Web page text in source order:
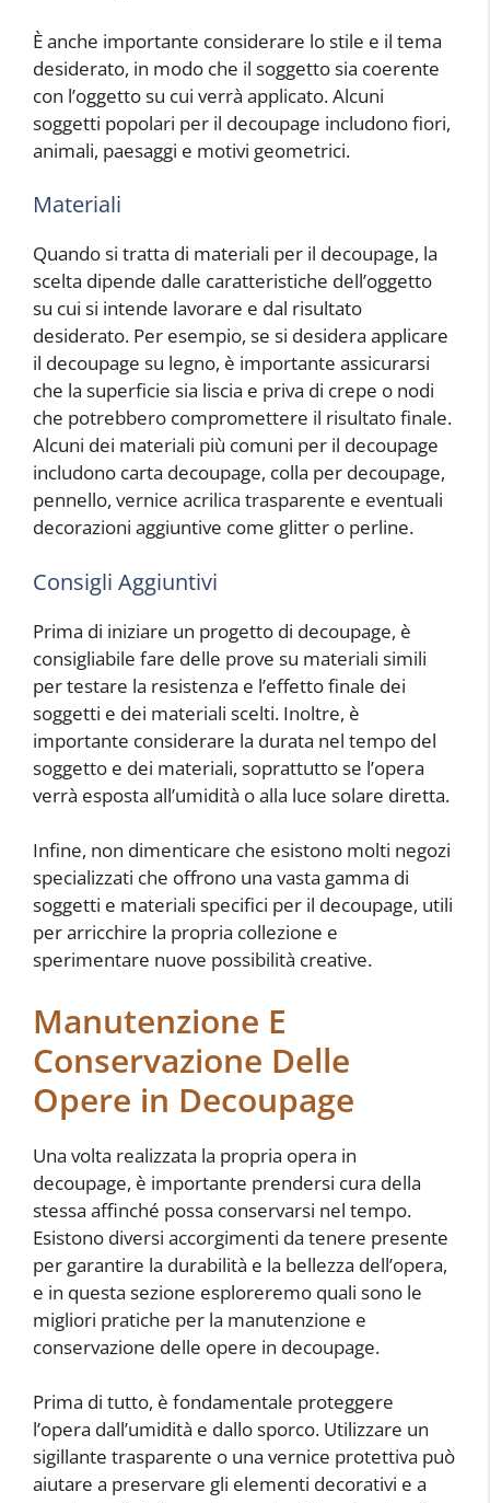
È anche importante considerare lo stile e il tema
desiderato, in modo che il soggetto sia coerente
con l’oggetto su cui verrà applicato. Alcuni
soggetti popolari per il decoupage includono fiori,
animali, paesaggi e motivi geometrici.
Materiali
Quando si tratta di materiali per il decoupage, la
scelta dipende dalle caratteristiche dell’oggetto
su cui si intende lavorare e dal risultato
desiderato. Per esempio, se si desidera applicare
il decoupage su legno, è importante assicurarsi
che la superficie sia liscia e priva di crepe o nodi
che potrebbero compromettere il risultato finale.
Alcuni dei materiali più comuni per il decoupage
includono carta decoupage, colla per decoupage,
pennello, vernice acrilica trasparente e eventuali
decorazioni aggiuntive come glitter o perline.
Consigli Aggiuntivi
Prima di iniziare un progetto di decoupage, è
consigliabile fare delle prove su materiali simili
per testare la resistenza e l’effetto finale dei
soggetti e dei materiali scelti. Inoltre, è
importante considerare la durata nel tempo del
soggetto e dei materiali, soprattutto se l’opera
verrà esposta all’umidità o alla luce solare diretta.
Infine, non dimenticare che esistono molti negozi
specializzati che offrono una vasta gamma di
soggetti e materiali specifici per il decoupage, utili
per arricchire la propria collezione e
sperimentare nuove possibilità creative.
Manutenzione E
Conservazione Delle
Opere in Decoupage
Una volta realizzata la propria opera in
decoupage, è importante prendersi cura della
stessa affinché possa conservarsi nel tempo.
Esistono diversi accorgimenti da tenere presente
per garantire la durabilità e la bellezza dell’opera,
e in questa sezione esploreremo quali sono le
migliori pratiche per la manutenzione e
conservazione delle opere in decoupage.
Prima di tutto, è fondamentale proteggere
l’opera dall’umidità e dallo sporco. Utilizzare un
sigillante trasparente o una vernice protettiva può
aiutare a preservare gli elementi decorativi e a